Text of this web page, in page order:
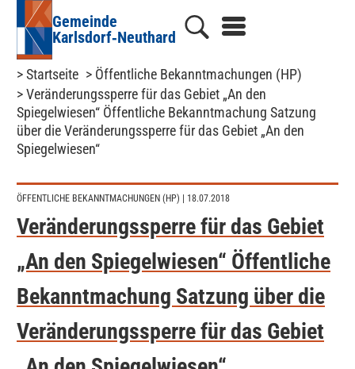
Gemeinde
Karlsdorf‑Neuthard
> Startseite > Öffentliche Bekanntmachungen (HP)
> Veränderungssperre für das Gebiet „An den
Spiegelwiesen“ Öffentliche Bekanntmachung Satzung
über die Veränderungssperre für das Gebiet „An den
Spiegelwiesen“
ÖFFENTLICHE BEKANNTMACHUNGEN (HP) | 18.07.2018
Veränderungssperre für das Gebiet
„An den Spiegelwiesen“ Öffentliche
Bekanntmachung Satzung über die
Veränderungssperre für das Gebiet